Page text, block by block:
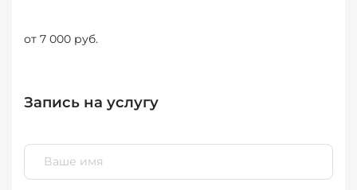
от 7 000 руб.
Запись на услугу